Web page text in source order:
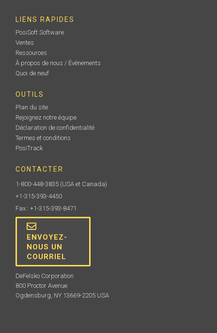
LIENS RAPIDES
PosiSoft Software
Ventes
Ressources
À propos de nous / Événements
Quoi de neuf
OUTILS
Plan du site
Rejoignez notre équipe
Déclaration de confidentialité
Termes et conditions
PosiTrack
CONTACTER
1-800-448-3835 (USA et Canada)
+1-315-393-4450
Fax : +1-315-393-8471
ENVOYEZ-
NOUS UN
COURRIEL
DeFelsko Corporation
800 Proctor Avenue
Ogdensburg, NY 13669-2205 USA